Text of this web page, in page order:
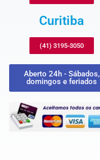
Curitiba
(41) 3195-3050
Aberto 24h - Sábados,
domingos e feriados